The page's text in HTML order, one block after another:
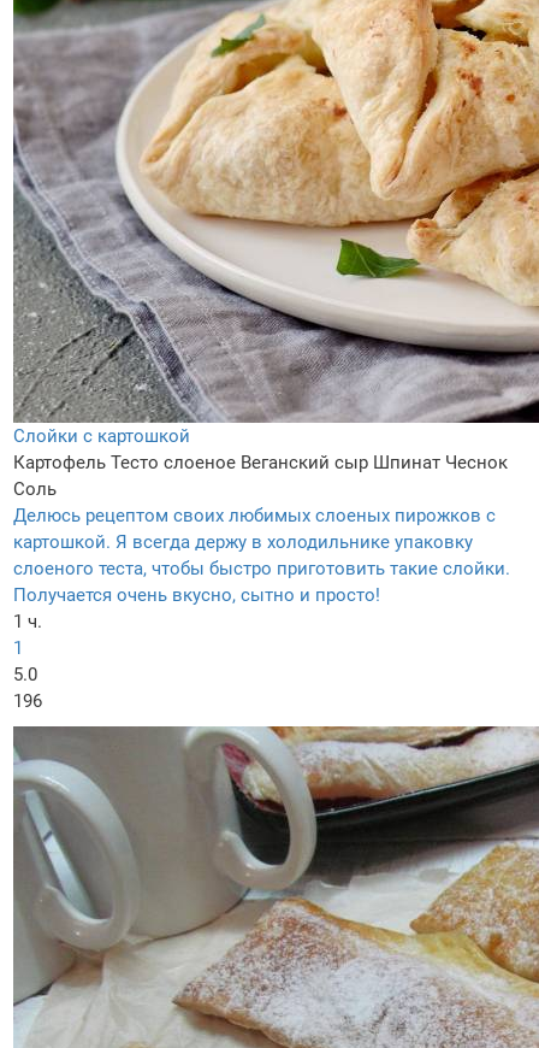
Слойки с картошкой
Картофель Тесто слоеное Веганский сыр Шпинат Чеснок
Соль
Делюсь рецептом своих любимых слоеных пирожков с
картошкой. Я всегда держу в холодильнике упаковку
слоеного теста, чтобы быстро приготовить такие слойки.
Получается очень вкусно, сытно и просто!
1 ч.
1
5.0
196